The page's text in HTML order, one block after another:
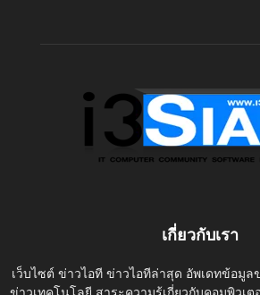
เกี่ยวกับเรา
เว็บไซต์ ข่าวไอที ข่าวไอทีล่าสุด อัพเดทข้อมูล